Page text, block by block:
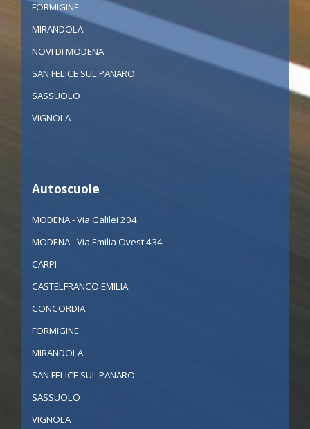
FORMIGINE
MIRANDOLA
NOVI DI MODENA
SAN FELICE SUL PANARO
SASSUOLO
VIGNOLA
Autoscuole
MODENA - Via Galilei 204
MODENA - Via Emilia Ovest 434
CARPI
CASTELFRANCO EMILIA
CONCORDIA
FORMIGINE
MIRANDOLA
SAN FELICE SUL PANARO
SASSUOLO
VIGNOLA